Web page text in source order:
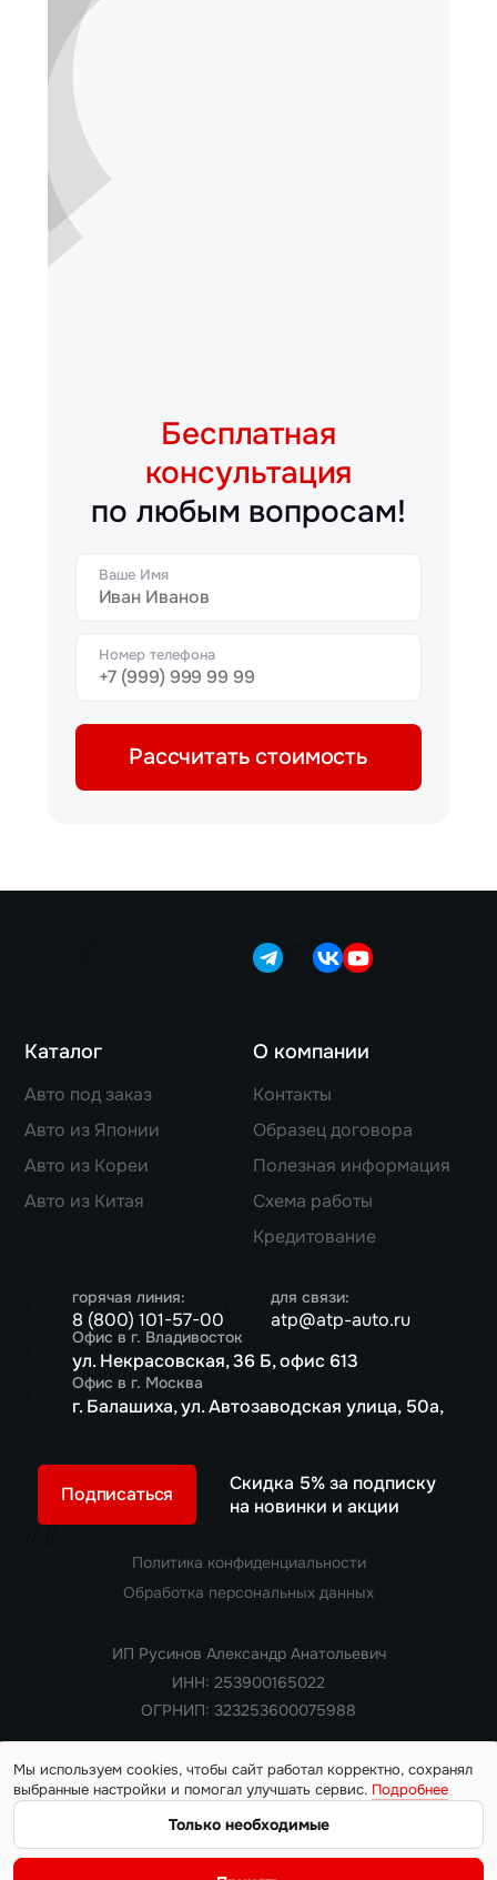
Бесплатная
консультация
по любым вопросам!
Ваше Имя
Номер телефона
Рассчитать стоимость
Каталог
Авто под заказ
Авто из Японии
Авто из Кореи
Авто из Китая
О компании
Контакты
Образец договора
Полезная информация
Схема работы
Кредитование
горячая линия:
8 (800) 101-57-00
для связи:
atp@atp-auto.ru
Офис в г. Владивосток
ул. Некрасовская, 36 Б, офис 613
Офис в г. Москва
г. Балашиха, ул. Автозаводская улица, 50а,
Скидка 5% за подписку
на новинки и акции
Подписаться
Copyright 2018 — 2026. Все права защищены
Информация на сайте носит ознакомительный характер и не
статьи 437 Гражданского кодекса РФ. Цены, характеристики,
Политика конфиденциальности
Обработка персональных данных
ИП Русинов Александр Анатольевич
ИНН: 253900165022
ОГРНИП: 323253600075988
Мы используем cookies, чтобы сайт работал корректно, сохранял
выбранные настройки и помогал улучшать сервис. Подробнее
Только необходимые